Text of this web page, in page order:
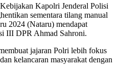
Kapolri Jenderal Polisi
sementara tilang manual
2024 (Nataru) mendapat
III DPR Ahmad Sahroni.
jajaran Polri lebih fokus
kelancaran masyarakat dengan